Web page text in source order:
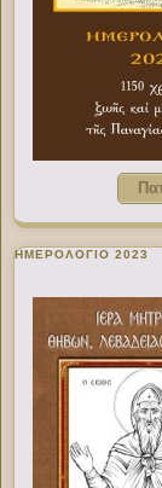
ΗΜΕΡΟΛΟΓΙΟ 2023